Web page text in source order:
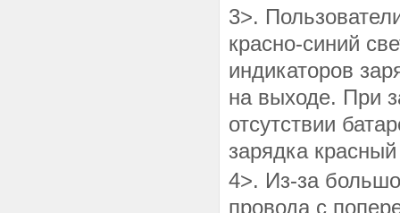
3>.
красно-синий
индикаторов
на выходе. При
отсутствии
зарядка красный
4>. Из-за
провода с